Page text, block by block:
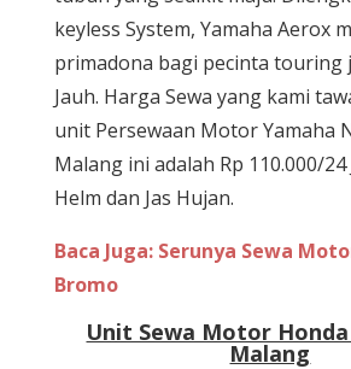
keyless System, Yamaha Aerox
primadona bagi pecinta touring
Jauh. Harga Sewa yang kami
unit Persewaan Motor Yamaha
Malang ini adalah Rp 110.000/24
Helm dan Jas Hujan.
Baca Juga: Serunya Sewa
Bromo
Unit Sewa Motor Honda
Malang